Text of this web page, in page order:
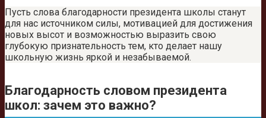
Пусть слова благодарности президента школы станут
для нас источником силы, мотивацией для достижения
новых высот и возможностью выразить свою
глубокую признательность тем, кто делает нашу
школьную жизнь яркой и незабываемой.
Благодарность словом президента
школ: зачем это важно?